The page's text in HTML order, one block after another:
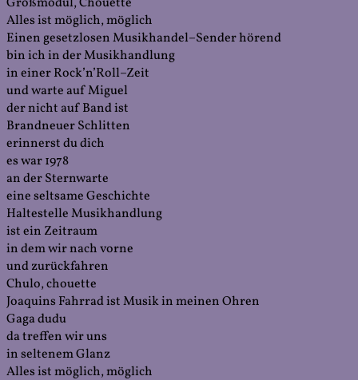
Alles ist möglich, möglich
Einen gesetzlosen Musikhandel–Sender hörend
bin ich in der Musikhandlung
in einer Rock’n’Roll–Zeit
und warte auf Miguel
der nicht auf Band ist
Brandneuer Schlitten
erinnerst du dich
es war 1978
an der Sternwarte
eine seltsame Geschichte
Haltestelle Musikhandlung
ist ein Zeitraum
in dem wir nach vorne
und zurückfahren
Chulo, chouette
Joaquins Fahrrad ist Musik in meinen Ohren
Gaga dudu
da treffen wir uns
in seltenem Glanz
Alles ist möglich, möglich